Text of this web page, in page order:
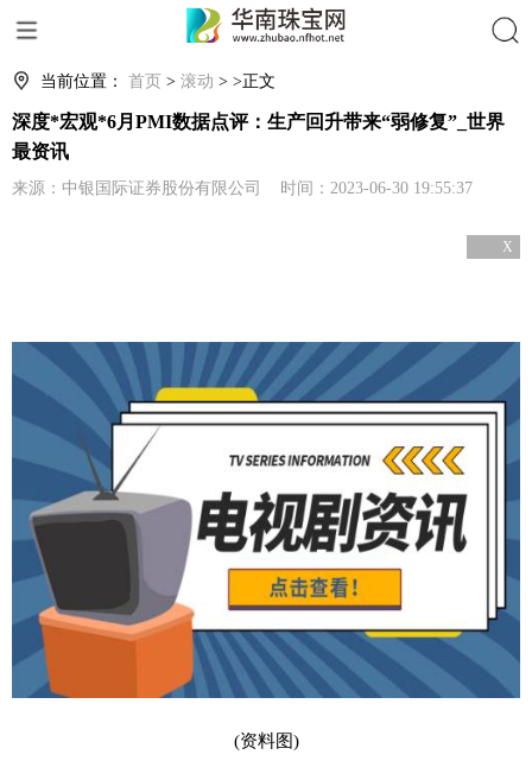
当前位置： 首页 > 滚动 > >正文
深度*宏观*6月PMI数据点评：生产回升带来“弱修复”_世界
最资讯
来源：中银国际证券股份有限公司 时间：2023-06-30 19:55:37
X
(资料图)